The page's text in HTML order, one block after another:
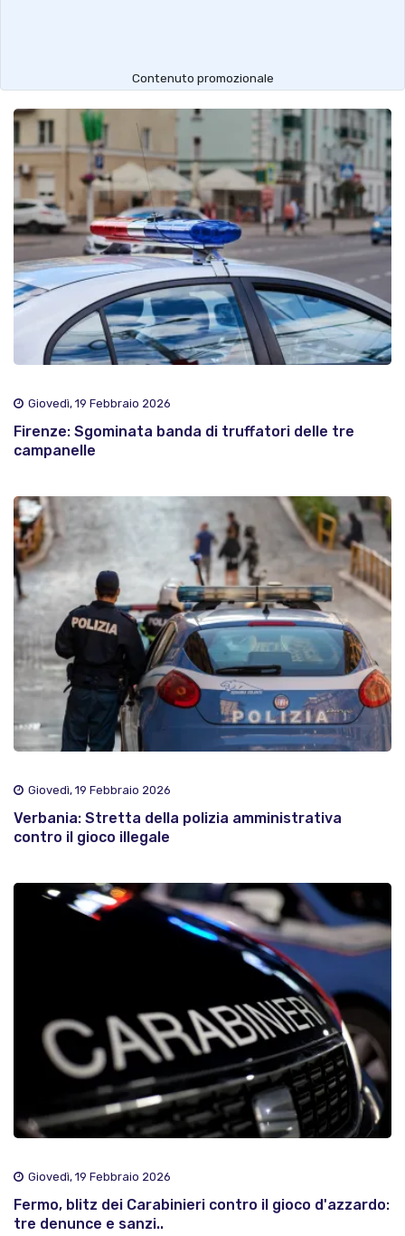
Contenuto promozionale
Giovedì, 19 Febbraio 2026
Firenze: Sgominata banda di truffatori delle tre
campanelle
Giovedì, 19 Febbraio 2026
Verbania: Stretta della polizia amministrativa
contro il gioco illegale
Giovedì, 19 Febbraio 2026
Fermo, blitz dei Carabinieri contro il gioco d'azzardo:
tre denunce e sanzi..